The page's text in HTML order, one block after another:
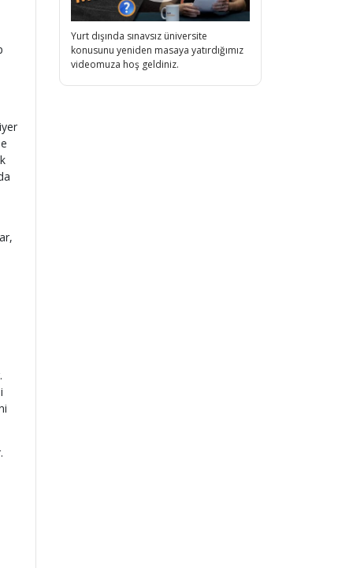
Yurt dışında sınavsız üniversite
konusunu yeniden masaya yatırdığımız
videomuza hoş geldiniz.